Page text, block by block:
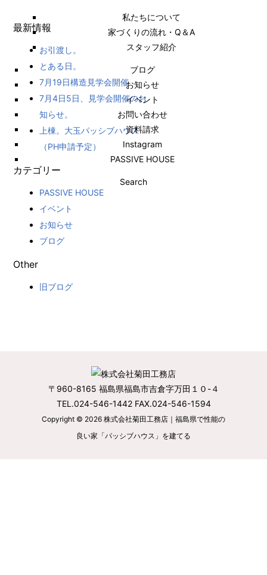
私たちについて
家づくりの流れ・Q＆A
スタッフ紹介
ブログ
お知らせ
イベント
お問い合わせ
資料請求
Instagram
PASSIVE HOUSE
Search
最新情報
お引渡し。
とある日。
7月19日構造見学会開催
7月4日5日、見学会開催のお
知らせ。
上棟。大玉パッシブハウス
（PH申請予定）
カテゴリー
PASSIVE HOUSE
イベント
お知らせ
ブログ
Other
旧ブログ
〒960-8165 福島県福島市吉倉字万田１０-４
TEL.024-546-1442 FAX.024-546-1594
Copyright © 2026 株式会社菊田工務店｜福島県で性能の
良い家「パッシブハウス」を建てる